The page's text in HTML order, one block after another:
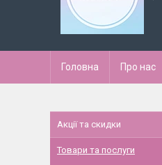
Головна Про нас
Акції та скидки
Товари та послуги